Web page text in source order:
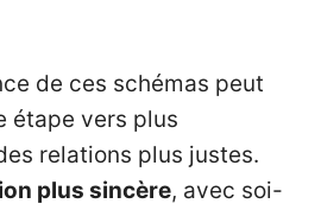
de ces schémas peut
étape vers plus
relations plus justes.
plus sincère, avec soi-